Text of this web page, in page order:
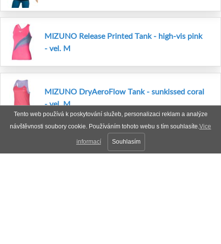
Tento web používá k poskytování služeb, personalizaci reklam a analýze
návštěvnosti soubory cookie. Používáním tohoto webu s tím souhlasíte.Vice
informací Souhlasím
MIZUNO Release Printed Tank - high-vis pink
- vel. M
MIZUNO DryAeroFlow Tank - sunkissed coral
- vel. M